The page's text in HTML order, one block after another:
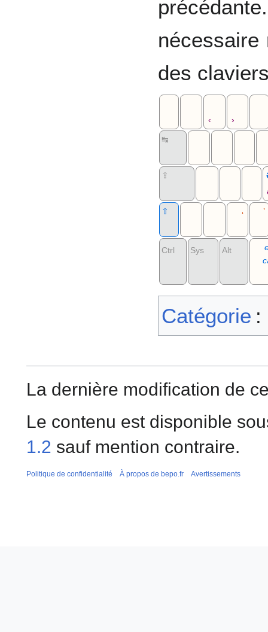
nécessaire
des
‹ ›
↹
⇪
⇧ ʻ ʼ
Ctrl Sys Alt
Catégorie :
La dernière modification de
Le contenu est disponible
1.2 sauf mention contraire.
Politique de confidentialité À propos de bepo.fr Avertissements